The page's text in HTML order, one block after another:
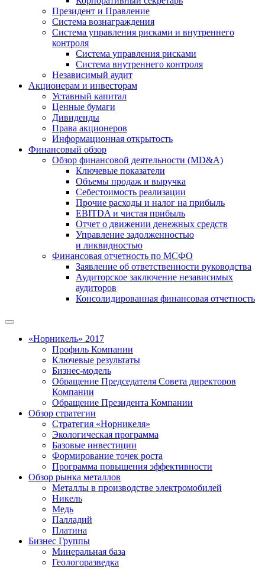
Президент и Правление
Система вознаграждения
Система управления рисками и внутреннего
контроля
Система управления рисками
Система внутреннего контроля
Независимый аудит
Акционерам и инвесторам
Уставный капитал
Ценные бумаги
Дивиденды
Права акционеров
Информационная открытость
Финансовый обзор
Обзор финансовой деятельности (MD&A)
Ключевые показатели
Объемы продаж и выручка
Себестоимость реализации
Прочие расходы и налог на прибыль
EBITDA и чистая прибыль
Отчет о движении денежных средств
Управление задолженностью
и ликвидностью
Финансовая отчетность по МСФО
Заявление об ответственности руководства
Аудиторское заключение независимых
аудиторов
Консолидированная финансовая отчетность
«Норникель» 2017
Профиль Компании
Ключевые результаты
Бизнес-модель
Обращение Председателя Совета директоров
Компании
Обращение Президента Компании
Обзор стратегии
Стратегия «Норникеля»
Экологическая программа
Базовые инвестиции
Формирование точек роста
Программа повышения эффективности
Обзор рынка металлов
Металлы в производстве электромобилей
Никель
Медь
Палладий
Платина
Бизнес Группы
Минеральная база
Геологоразведка